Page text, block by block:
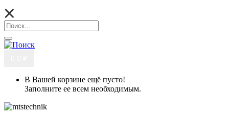
В Вашей корзине ещё пусто!
Заполните ее всем необходимым.